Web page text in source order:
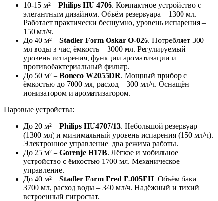
10-15 м² – Philips HU 4706. Компактное устройство с
элегантным дизайном. Объём резервуара – 1300 мл.
Работает практически бесшумно, уровень испарения –
150 мл/ч.
До 40 м² – Stadler Form Oskar O-026. Потребляет 300
мл воды в час, ёмкость – 3000 мл. Регулируемый
уровень испарения, функции ароматизации и
противобактериальный фильтр.
До 50 м² – Boneco W2055DR. Мощный прибор с
ёмкостью до 7000 мл, расход – 300 мл/ч. Оснащён
ионизатором и ароматизатором.
Паровые устройства:
До 20 м² – Philips HU4707/13. Небольшой резервуар
(1300 мл) и минимальный уровень испарения (150 мл/ч).
Электронное управление, два режима работы.
До 25 м² – Gorenje H17B. Лёгкое и мобильное
устройство с ёмкостью 1700 мл. Механическое
управление.
До 40 м² – Stadler Form Fred F‐005EH. Объём бака –
3700 мл, расход воды – 340 мл/ч. Надёжный и тихий,
встроенный гигростат.